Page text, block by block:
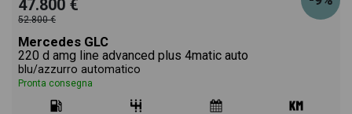
47.800 €
52.800 €
Mercedes GLC
220 d amg line advanced plus 4matic auto
blu/azzurro automatico
Pronta consegna